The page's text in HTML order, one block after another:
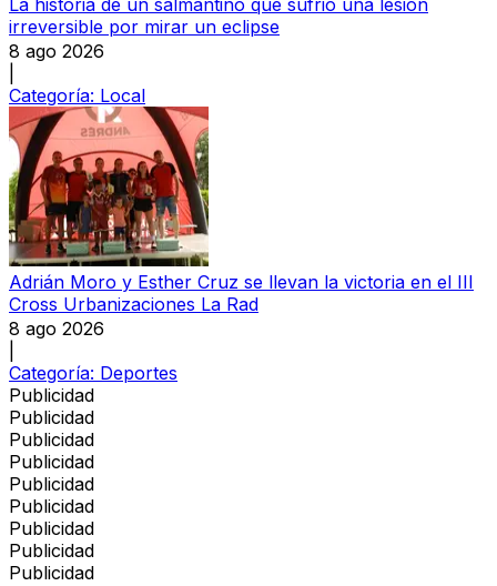
La historia de un salmantino que sufrió una lesión
irreversible por mirar un eclipse
8 ago 2026
Categoría: Local
Adrián Moro y Esther Cruz se llevan la victoria en el III
Cross Urbanizaciones La Rad
8 ago 2026
Categoría: Deportes
Publicidad
Publicidad
Publicidad
Publicidad
Publicidad
Publicidad
Publicidad
Publicidad
Publicidad